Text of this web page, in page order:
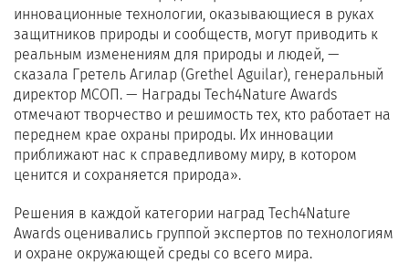
инновационные технологии, оказывающиеся в руках
защитников природы и сообществ, могут приводить к
реальным изменениям для природы и людей, —
сказала Гретель Агилар (Grethel Aguilar), генеральный
директор МСОП. — Награды Tech4Nature Awards
отмечают творчество и решимость тех, кто работает на
переднем крае охраны природы. Их инновации
приближают нас к справедливому миру, в котором
ценится и сохраняется природа».
Решения в каждой категории наград Tech4Nature
Awards оценивались группой экспертов по технологиям
и охране окружающей среды со всего мира.